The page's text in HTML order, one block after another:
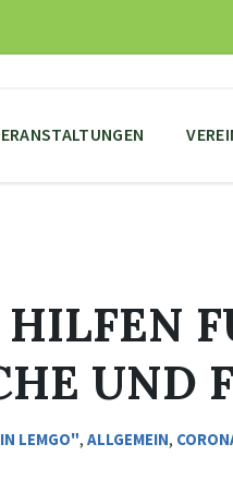
UND
LEMGO", ALLGEMEIN,